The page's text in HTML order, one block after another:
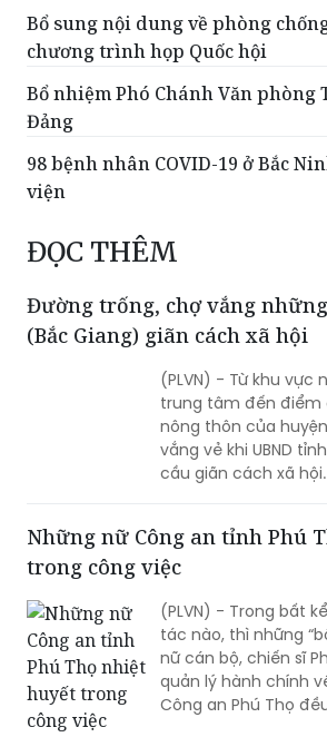
Bổ sung nội dung về phòng
chương trình họp Quốc hội
Bổ nhiệm Phó Chánh Văn phòng
Đảng
98 bệnh nhân COVID-19 ở Bắc
viện
ĐỌC THÊM
Đường trống, chợ vắng
(Bắc Giang) giãn cách xã hội
(PLVN) - Từ khu vực
trung tâm đến điểm
nông thôn của
vắng vẻ khi UBND
cầu giãn cách xã hội.
Những nữ Công an tỉnh Phú
trong công việc
(PLVN) - Trong bất
tác nào, thì những
nữ cán bộ, chiến sĩ
quản lý hành chính
Công an Phú Thọ